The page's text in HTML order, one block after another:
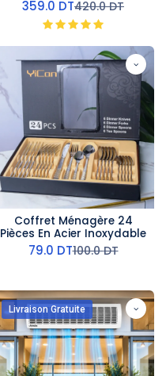
359.0 DT420.0DT
Coffret Ménagère 24
Pièces En Acier Inoxydable
79.0 DT100.0DT
Livraison Gratuite